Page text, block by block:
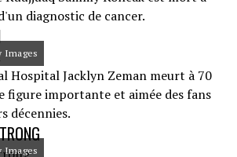
diagnostic de cancer.
Images
Hospital Jacklyn Zeman meurt à 70
figure importante et aimée des fans
décennies.
Images